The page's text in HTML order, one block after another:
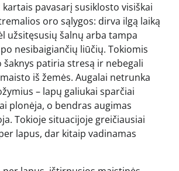
pavasarį susiklosto visiškai
oro sąlygos: dirva ilgą laiką
užsitęsusių šalnų arba tampa
nesibaigiančių liūčių. Tokiomis
šaknys patiria stresą ir nebegali
iš žemės. Augalai netrunka
– lapų galiukai sparčiai
plonėja, o bendras augimas
Tokioje situacijoje greičiausiai
lapus, dar kitaip vadinamas